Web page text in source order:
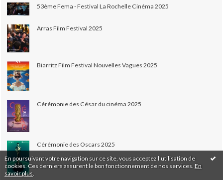
En poursuivant votre navigation sur ce site, vous acceptez l'utilisation de
cookies. Ces derniers assurent le bon fonctionnement de nos services. En
savoir plus
53ème Fema - Festival La Rochelle Cinéma 2025
Arras Film Festival 2025
Biarritz Film Festival Nouvelles Vagues 2025
Cérémonie des César du cinéma 2025
Cérémonie des Oscars 2025